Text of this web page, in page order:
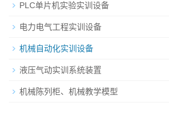
PLC单片机实验实训设备
电力电气工程实训设备
机械自动化实训设备
液压气动实训系统装置
机械陈列柜、机械教学模型